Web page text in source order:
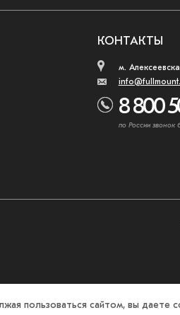
КОНТАКТЫ
м.
8 800
по России звонок
пользоваться сайтом, вы даете